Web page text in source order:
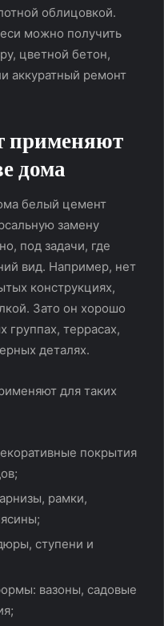
облицовкой.
можно получить
цветной бетон,
аккуратный ремонт
применяют
дома
белый цемент
замену
под задачи, где
вид. Например, нет
конструкциях,
Зато он хорошо
группах, террасах,
деталях.
для таких
покрытия
рамки,
ступени и
вазоны, садовые